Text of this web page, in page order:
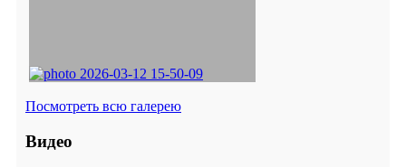
Посмотреть всю галерею
Видео